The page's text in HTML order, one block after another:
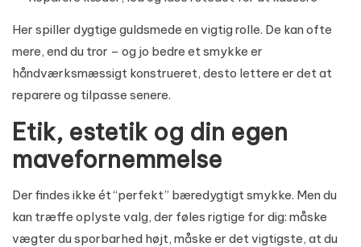
Her spiller dygtige guldsmede en vigtig rolle. De kan ofte
mere, end du tror – og jo bedre et smykke er
håndværksmæssigt konstrueret, desto lettere er det at
reparere og tilpasse senere.
Etik, estetik og din egen
mavefornemmelse
Der findes ikke ét “perfekt” bæredygtigt smykke. Men du
kan træffe oplyste valg, der føles rigtige for dig: måske
vægter du sporbarhed højt, måske er det vigtigste, at du